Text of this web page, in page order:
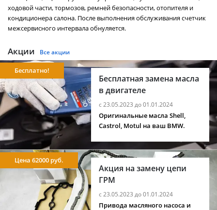
ходовой части, тормозов, ремней безопасности, отопителя и
кондиционера салона. После выполнения обслуживания счетчик
межсервисного интервала обнуляется.
Акции Все акции
Бесплатная замена масла
в двигателе
с 23.05.2023 до 01.01.2024
Бесплатно!
Оригинальные масла Shell,
Castrol, Motul на ваш BMW.
Акция на замену цепи
ГРМ
с 23.05.2023 до 01.01.2024
Цена 62000 руб.
Привода масляного насоса и